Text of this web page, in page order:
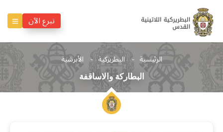
تبرع الآن
الرئيسية البطريركية الأبرشية
البطاركة والاساقفة